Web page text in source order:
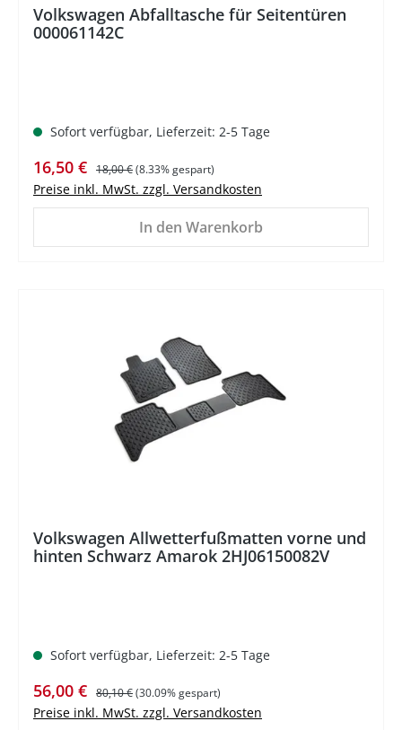
Volkswagen Abfalltasche für Seitentüren
000061142C
Sofort verfügbar, Lieferzeit: 2-5 Tage
Verkaufspreis:
16,50 € Regulärer Preis:
18,00 €(8.33% gespart)
Preise inkl. MwSt. zzgl. Versandkosten
In den Warenkorb
Volkswagen Allwetterfußmatten vorne und
hinten Schwarz Amarok 2HJ06150082V
Sofort verfügbar, Lieferzeit: 2-5 Tage
Verkaufspreis:
56,00 € Regulärer Preis:
80,10 €(30.09% gespart)
Preise inkl. MwSt. zzgl. Versandkosten